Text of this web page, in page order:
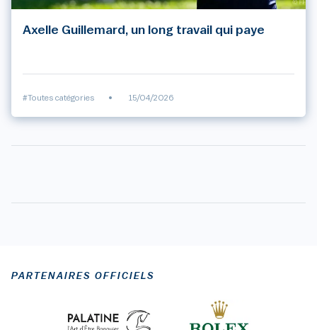
Axelle Guillemard, un long travail qui paye
#Toutes catégories • 15/04/2026
PARTENAIRES OFFICIELS